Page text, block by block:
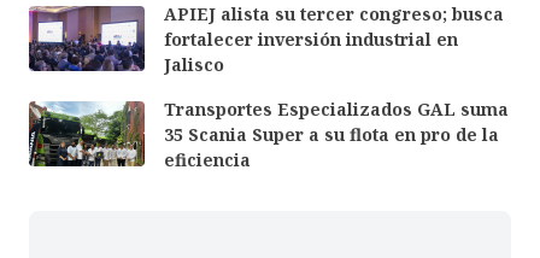
APIEJ alista su tercer congreso; busca
fortalecer inversión industrial en
Jalisco
Transportes Especializados GAL suma
35 Scania Super a su flota en pro de la
eficiencia